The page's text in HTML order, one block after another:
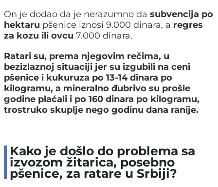
On je dodao da je nerazumno da subvencija po
hektaru pšenice iznosi 9.000 dinara, a regres
za kozu ili ovcu 7.000 dinara.
Ratari su, prema njegovim rečima, u
bezizlaznoj situaciji jer su izgubili na ceni
pšenice i kukuruza po 13-14 dinara po
kilogramu, a mineralno đubrivo su prošle
godine plaćali i po 160 dinara po kilogramu,
trostruko skuplje nego godinu dana ranije.
Kako je došlo do problema sa
izvozom žitarica, posebno
pšenice, za ratare u Srbiji?